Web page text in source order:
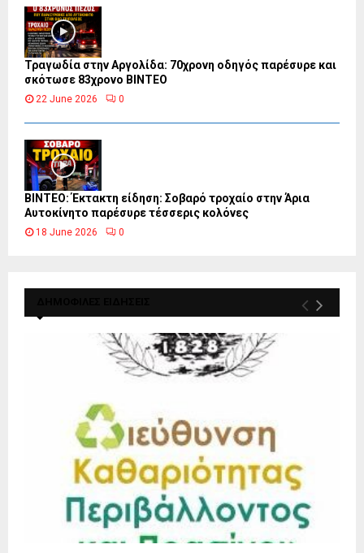
Τραγωδία στην Αργολίδα: 70χρονη οδηγός παρέσυρε και
σκότωσε 83χρονο ΒΙΝΤΕΟ
22 June 2026 0
ΒΙΝΤΕΟ: Έκτακτη είδηση: Σοβαρό τροχαίο στην Άρια
Αυτοκίνητο παρέσυρε τέσσερις κολόνες
18 June 2026 0